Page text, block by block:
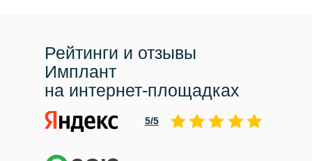
Рейтинги и отзывы
Имплант
на интернет-площадках
5/5